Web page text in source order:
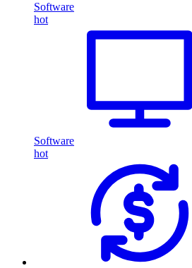
Software
hot
Software
hot